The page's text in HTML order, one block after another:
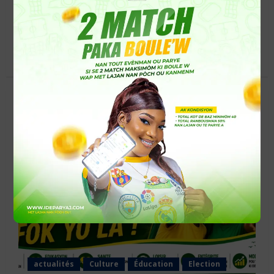
dans le navigateur pour mon prochain
commentaire.
actualités Culture Éducation Election